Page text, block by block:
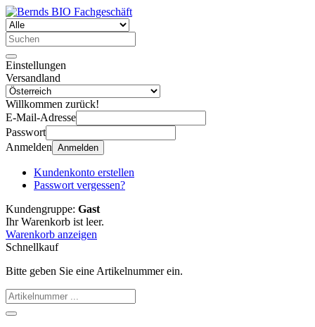
Einstellungen
Versandland
Willkommen zurück!
E-Mail-Adresse
Passwort
Anmelden Anmelden
Kundenkonto erstellen
Passwort vergessen?
Kundengruppe: Gast
Ihr Warenkorb ist leer.
Warenkorb anzeigen
Schnellkauf
Bitte geben Sie eine Artikelnummer ein.